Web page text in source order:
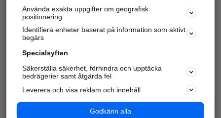
Varje vecka besöker du och4 miljoner
andra
härliga användare oss för att hitta rätt lokal
information om företag, privatpersoner och
platser.
Använda exakta uppgifter om geografisk
positionering
Identifiera enheter baserat på information som aktivt
begärs
Specialsyften
Säkerställa säkerhet, förhindra och upptäcka
bedrägerier samt åtgärda fel
Leverera och visa reklam och innehåll
Godkänn alla